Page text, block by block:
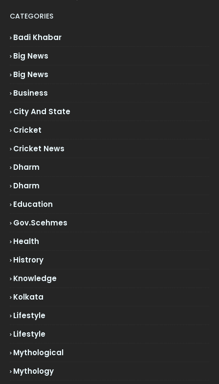
CATEGORIES
Badi Khabar
Big News
Big News
Business
City And State
Cricket
Cricket News
Dharm
Dharm
Education
Gov.scehmes
Health
Histrory
Knowledge
Kolkata
Lifestyle
Lifestyle
Mythological
Mythology